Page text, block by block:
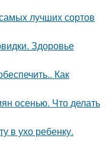
лучших сортов
Здоровье
Как
осенью. Что делать
в ухо ребенку.